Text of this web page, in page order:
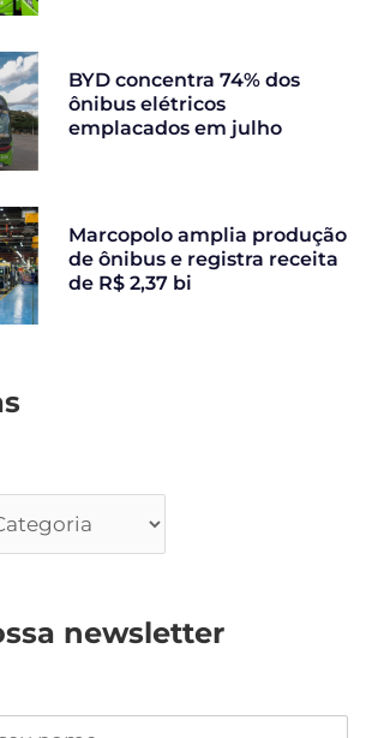
BYD concentra 74% dos
ônibus elétricos
emplacados em julho
Marcopolo amplia produção
de ônibus e registra receita
de R$ 2,37 bi
newsletter